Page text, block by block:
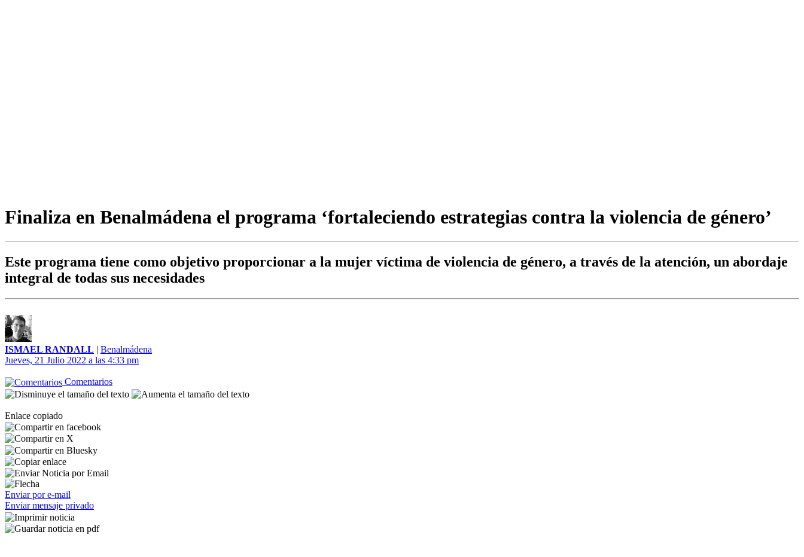
Finaliza en Benalmádena el programa ‘fortaleciendo estrategias contra la violencia de género’
Este programa tiene como objetivo proporcionar a la mujer víctima de violencia de género, a través de la atención, un abordaje
integral de todas sus necesidades
ISMAEL RANDALL | Benalmádena
Jueves, 21 Julio 2022 a las 4:33 pm
Comentarios
Enlace copiado
Enviar por e-mail
Enviar mensaje privado